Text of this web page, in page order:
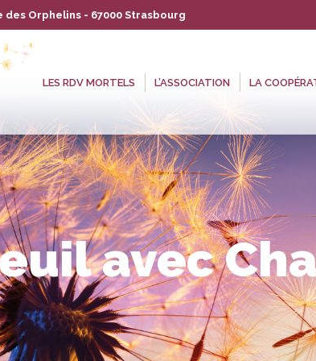
Orphelins - 67000 Strasbourg
LES RDV MORTELS L’ASSOCIATION LA
avec
L’ASSOCIATION LA COOPÉRATIVE LES